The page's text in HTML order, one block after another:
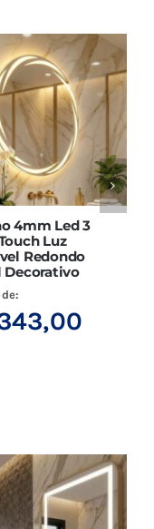
4mm Led 3
Luz
Redondo
Decorativo